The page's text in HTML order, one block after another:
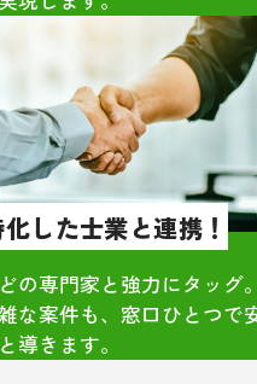
でき
さや
囲気
と感
・
高校
くれ
象的
のつ
感」
した士業と連携！
の専門家と強力にタッグ
な案件も、窓口ひとつで
導きます。